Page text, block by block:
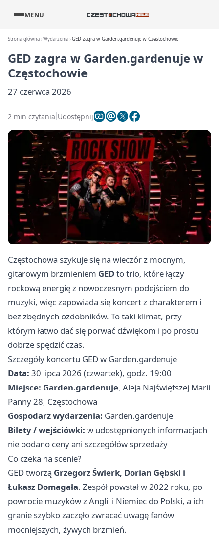
MENU
Strona główna Wydarzenia GED zagra w Garden.gardenuje w Częstochowie
GED zagra w Garden.gardenuje w
Częstochowie
27 czerwca 2026
2 min czytania Udostępnij
Częstochowa szykuje się na wieczór z mocnym,
gitarowym brzmieniem GEDto trio, które łączy
rockową energię z nowoczesnym podejściem do
muzyki, więc zapowiada się koncert z charakterem i
bez zbędnych ozdobników. To taki klimat, przy
którym łatwo dać się porwać dźwiękom i po prostu
dobrze spędzić czas.
Szczegóły koncertu GED w Garden.gardenuje
Data: 30 lipca 2026 (czwartek), godz. 19:00
Miejsce: Garden.gardenuje, Aleja Najświętszej Marii
Panny 28, Częstochowa
Gospodarz wydarzenia: Garden.gardenuje
Bilety / wejściówki: w udostępnionych informacjach
nie podano ceny ani szczegółów sprzedaży
Co czeka na scenie?
GED tworzą Grzegorz Świerk, Dorian Gębski i
Łukasz Domagała. Zespół powstał w 2022 roku, po
powrocie muzyków z Anglii i Niemiec do Polski, a ich
granie szybko zaczęło zwracać uwagę fanów
mocniejszych, żywych brzmień.